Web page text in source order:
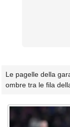
Le pagelle della
ombre tra le fila